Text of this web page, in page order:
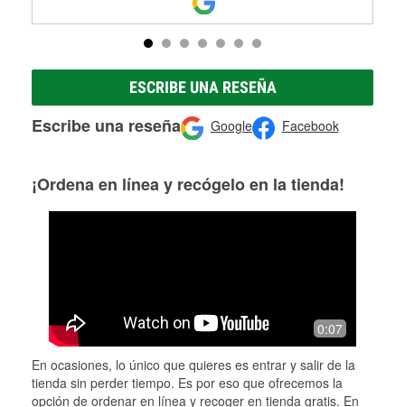
ESCRIBE UNA RESEÑA
Escribe una reseña Google Facebook
¡Ordena en línea y recógelo en la tienda!
0:07
En ocasiones, lo único que quieres es entrar y salir de la
tienda sin perder tiempo. Es por eso que ofrecemos la
opción de ordenar en línea y recoger en tienda gratis. En